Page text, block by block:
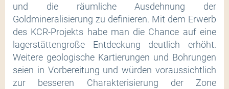
und die räumliche Ausdehnung der
Goldmineralisierung zu definieren. Mit dem Erwerb
des KCR-Projekts habe man die Chance auf eine
lagerstättengroße Entdeckung deutlich erhöht.
Weitere geologische Kartierungen und Bohrungen
seien in Vorbereitung und würden voraussichtlich
zur besseren Charakterisierung der Zone